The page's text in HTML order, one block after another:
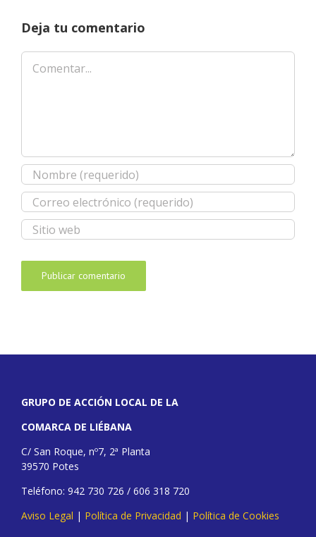
Deja tu comentario
Comentar
GRUPO DE ACCIÓN LOCAL DE LA
COMARCA DE LIÉBANA
C/ San Roque, nº7, 2ª Planta
39570 Potes
Teléfono: 942 730 726 / 606 318 720
Aviso Legal | Política de Privacidad | Política de Cookies